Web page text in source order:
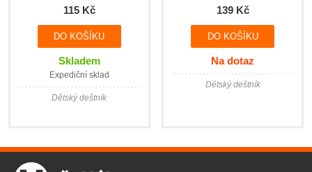
115 Kč
Skladem
Expediční sklad
Dětský deštník
139 Kč
Na dotaz
Dětský deštník